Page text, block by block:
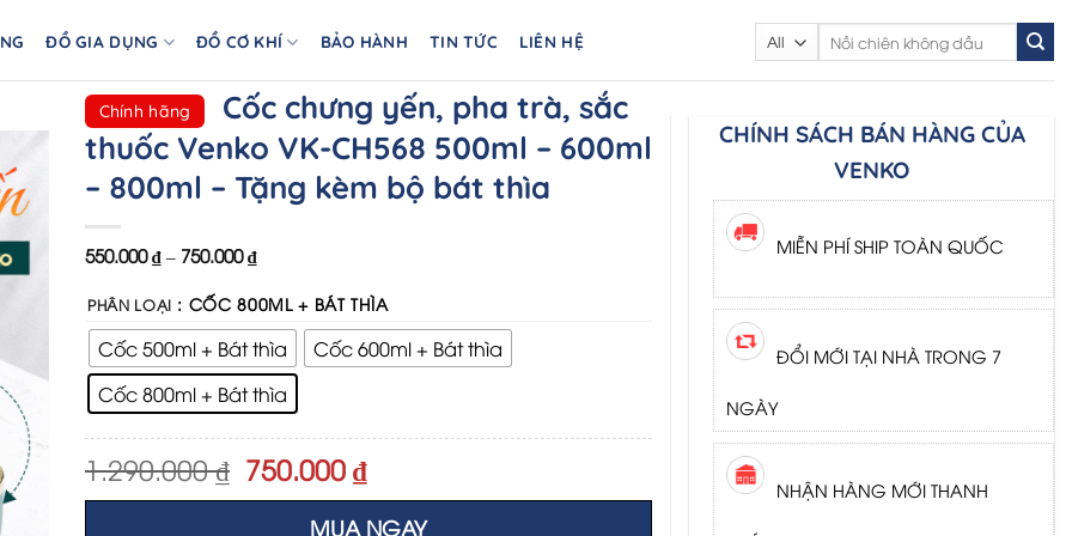
ĐỒ GIA DỤNG ĐỒ CƠ KHÍ BẢO HÀNH TIN TỨC LIÊN HỆ
Search
for:
Chính hãng
Cốc chưng yến, pha trà, sắc
thuốc Venko VK-CH568 500ml – 600ml
– 800ml – Tặng kèm bộ bát thìa
550.000₫ – 750.000₫
PHÂN LOẠI : CỐC 800ML + BÁT THÌA
Cốc 500ml + Bát thìa
Cốc 600ml + Bát thìa
Cốc 800ml + Bát thìa
1.290.000₫ Original
price
was:
750.000₫Current
price
is:
MUA NGAY
CHÍNH SÁCH BÁN HÀNG CỦA
VENKO
MIỄN PHÍ SHIP TOÀN QUỐC
ĐỔI MỚI TẠI NHÀ TRONG 7
NGÀY
NHẬN HÀNG MỚI THANH